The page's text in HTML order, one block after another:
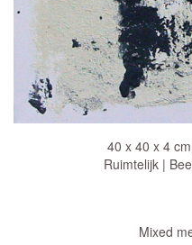
40 x 40 x 4
Ruimtelijk |
Mixed